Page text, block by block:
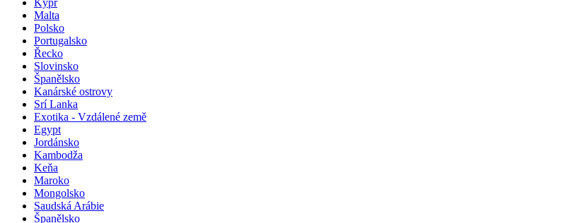
Kypr
Malta
Polsko
Portugalsko
Řecko
Slovinsko
Španělsko
Kanárské ostrovy
Srí Lanka
Exotika - Vzdálené země
Egypt
Jordánsko
Kambodža
Keňa
Maroko
Mongolsko
Saudská Arábie
Španělsko